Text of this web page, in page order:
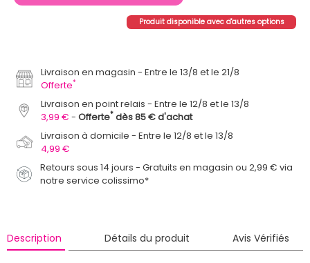
Produit disponible avec d'autres options
Livraison en magasin
Entre le 13/8 et le 21/8
Offerte*
Livraison en point relais
Entre le 12/8 et le 13/8
3,99 €
Offerte* dès 85 € d'achat
Livraison à domicile
Entre le 12/8 et le 13/8
4,99 €
Retours sous 14 jours - Gratuits en magasin ou 2,99 € via
notre service colissimo*
Description Détails du produit Avis Vérifiés